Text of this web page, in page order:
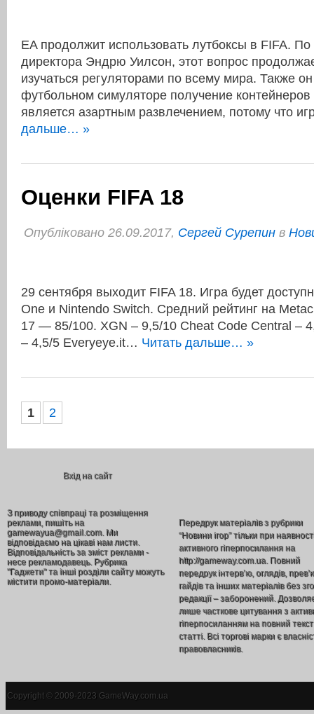
EA продолжит использовать лутбоксы в FIFA.
директора Эндрю Уилсон, этот вопрос
изучаться регуляторами по всему мира. Также
футбольном симуляторе получение
является азартным развлечением, потому что
дальше… »
Оценки FIFA 18
Опубліковано 26.09.2017, Сергей Сурепин в
29 сентября выходит FIFA 18. Игра будет
One и Nintendo Switch. Средний рейтинг на
17 — 85/100. XGN – 9,5/10 Cheat Code Central –
– 4,5/5 Everyeye.it… Читать дальше… »
1 2
Вхід на сайт
З приводу співпраці та розміщення
реклами, пишіть на
gamewayua@gmail.com. Ми
відповідаємо на цікаві нам листи.
Відповідальність за зміст реклами -
несе рекламодавець. Рубрика
"Гаджети" та інші розділи сайту можуть
містити промо-матеріали.
Передрук матеріалів з рубрики
“Новини ігор” тільки при
активного гіперпосилання на
http://gameway.com.ua. Повний
передрук інтерв’ю, оглядів,
гайдів та інших матеріалів без
редакції – заборонений.
лише часткове цитування з
гіперпосиланням на повний текст
статті. Всі торгові марки є
правовласників.
Copyright © 2009-2023 GameWay.com.ua